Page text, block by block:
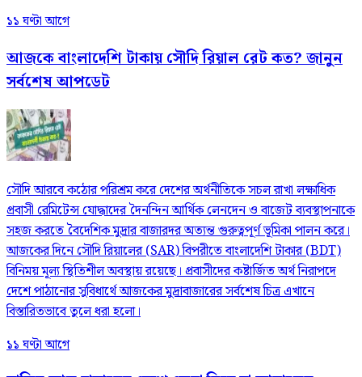
১১ ঘণ্টা আগে
আজকে বাংলাদেশি টাকায় সৌদি রিয়াল রেট কত? জানুন
সর্বশেষ আপডেট
সৌদি আরবে কঠোর পরিশ্রম করে দেশের অর্থনীতিকে সচল রাখা লক্ষাধিক
প্রবাসী রেমিটেন্স যোদ্ধাদের দৈনন্দিন আর্থিক লেনদেন ও বাজেট ব্যবস্থাপনাকে
সহজ করতে বৈদেশিক মুদ্রার বাজারদর অত্যন্ত গুরুত্বপূর্ণ ভূমিকা পালন করে।
আজকের দিনে সৌদি রিয়ালের (SAR) বিপরীতে বাংলাদেশি টাকার (BDT)
বিনিময় মূল্য স্থিতিশীল অবস্থায় রয়েছে। প্রবাসীদের কষ্টার্জিত অর্থ নিরাপদে
দেশে পাঠানোর সুবিধার্থে আজকের মুদ্রাবাজারের সর্বশেষ চিত্র এখানে
বিস্তারিতভাবে তুলে ধরা হলো।
১১ ঘণ্টা আগে